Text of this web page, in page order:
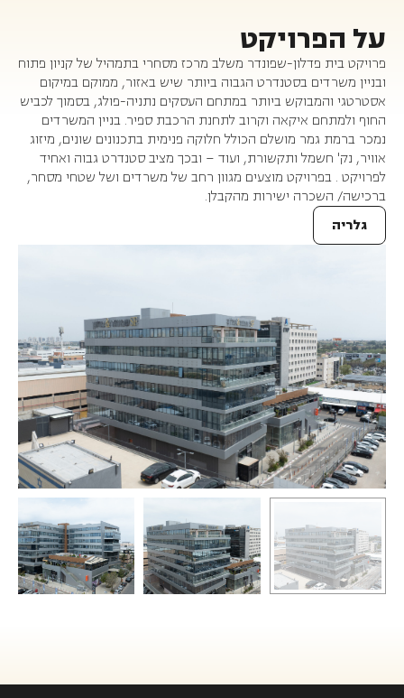
על הפרויקט
פרויקט בית פדלון-שפונדר משלב מרכז מסחרי בתמהיל של קניון פתוח
ובניין משרדים בסטנדרט הגבוה ביותר שיש באזור, ממוקם במיקום
אסטרטגי והמבוקש ביותר במתחם העסקים נתניה-פולג, בסמוך לכביש
החוף ולמתחם איקאה וקרוב לתחנת הרכבת ספיר. בניין המשרדים
נמכר ברמת גמר מושלם הכולל חלוקה פנימית בתכנונים שונים, מיזוג
אוויר, נק' חשמל ותקשורת, ועוד – ובכך מציב סטנדרט גבוה ואחיד
לפרויקט . בפרויקט מוצעים מגוון רחב של משרדים ושל שטחי מסחר,
ברכישה/ השכרה ישירות מהקבלן.
גלריה